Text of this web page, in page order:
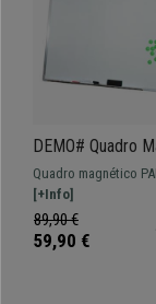
DEMO# Quadro
PALMIRA, 110x80
10 Ímanes e 4
Quadro magnético
110x80 cm. Tem uma
branca laqueada, para
também possa pintar
marcador.
[+Info]
89,90 €
59,90 €